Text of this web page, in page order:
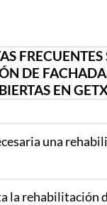
FRECUENTES
DE
EN
una
la rehabilitación